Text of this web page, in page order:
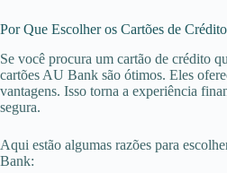
Por Que Escolher os Cartões de
Se você procura um cartão de crédito
cartões AU Bank são ótimos. Eles
vantagens. Isso torna a experiência
segura.
Aqui estão algumas razões para
Bank: